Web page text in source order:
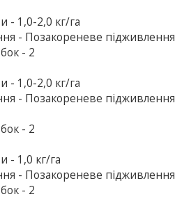
- 1,0-2,0 кг/га
- Позакореневе підживлення
- 2
- 1,0-2,0 кг/га
- Позакореневе
- 2
- 1,0 кг/га
- Позакореневе
- 2